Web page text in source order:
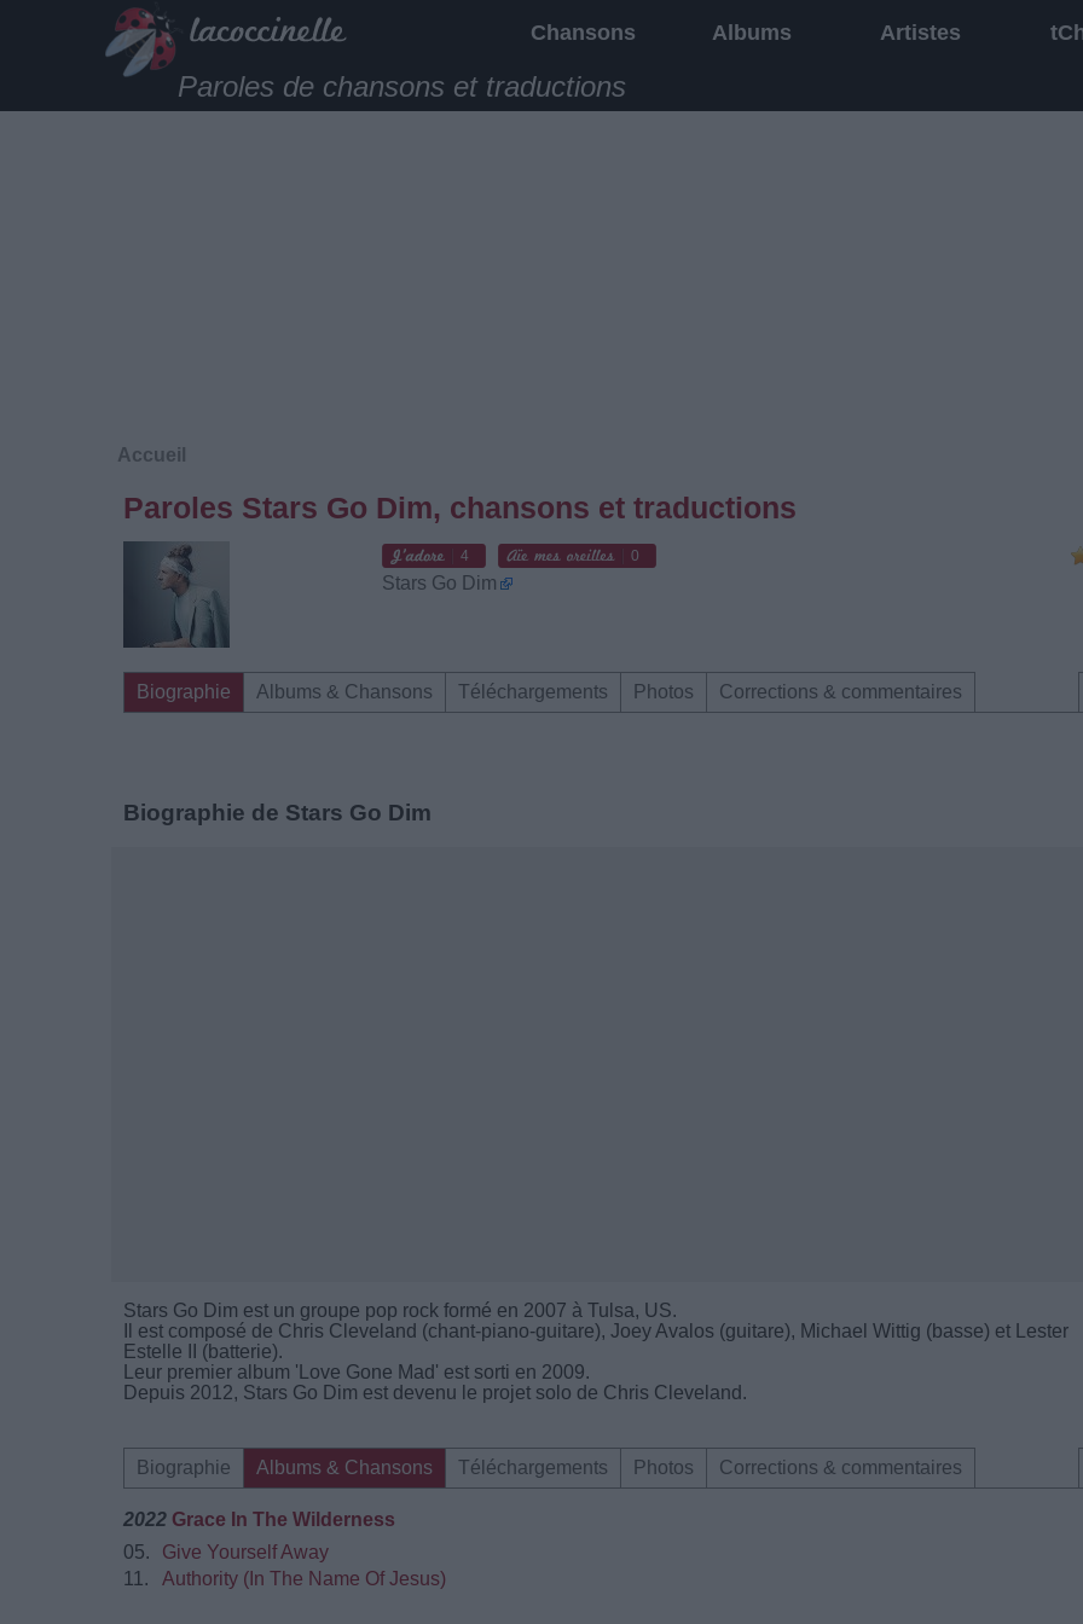
Chansons Albums Artistes
Paroles de chansons et traductions
Accueil
Paroles Stars Go Dim, chansons et traductions
4 0
Stars Go Dim
Biographie Albums & Chansons Téléchargements Photos Corrections & commentaires
Biographie de Stars Go Dim
Stars Go Dim est un groupe pop rock formé en 2007 à Tulsa, US.
Il est composé de Chris Cleveland (chant-piano-guitare), Joey Avalos (guitare), Michael Wittig (basse) et Lester
Estelle II (batterie).
Leur premier album 'Love Gone Mad' est sorti en 2009.
Depuis 2012, Stars Go Dim est devenu le projet solo de Chris Cleveland.
Biographie Albums & Chansons Téléchargements Photos Corrections & commentaires
2022 Grace In The Wilderness
05.
Give Yourself Away
11.
Authority (In The Name Of Jesus)